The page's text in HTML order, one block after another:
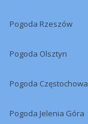
Pogoda Rzeszów
Pogoda Olsztyn
Pogoda Częstochowa
Pogoda Jelenia Góra